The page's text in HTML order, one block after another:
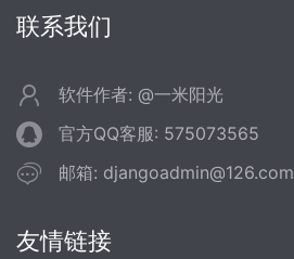
联系我们
软件作者: @一米阳光
官方QQ客服: 575073565
邮箱: djangoadmin@126.com
友情链接